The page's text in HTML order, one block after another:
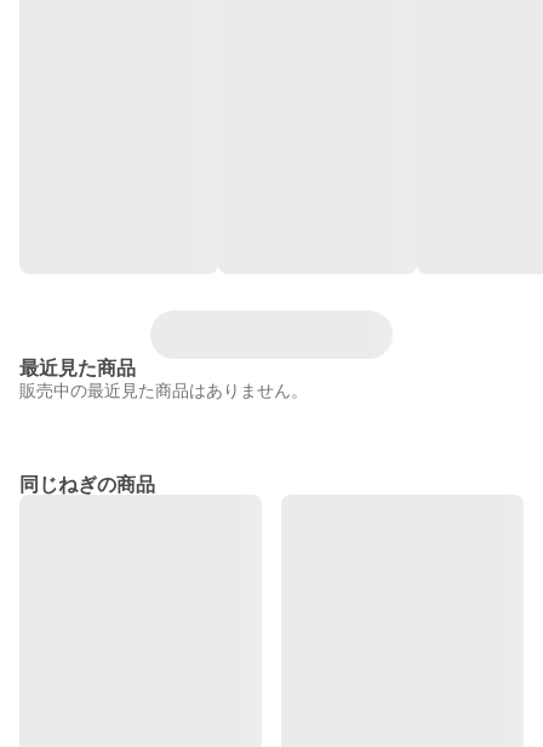
最近見た商品
販売中の最近見た商品はありません。
同じねぎの商品